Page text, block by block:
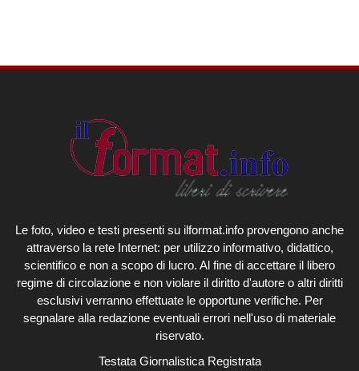
Le foto, video e testi presenti su ilformat.info provengono anche
attraverso la rete Internet: per utilizzo informativo, didattico,
scientifico e non a scopo di lucro. Al fine di accettare il libero
regime di circolazione e non violare il diritto d'autore o altri diritti
esclusivi verranno effettuate le opportune verifiche. Per
segnalare alla redazione eventuali errori nell'uso di materiale
riservato.
Testata Giornalistica Registrata